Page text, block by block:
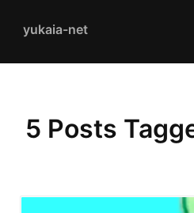
yukaia-net
5 Posts